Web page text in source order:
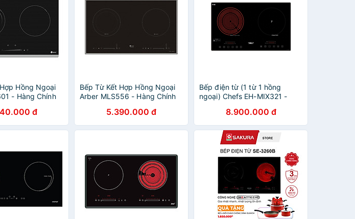
Hồng Ngoại
- Hàng Chính
đ
Bếp Từ Kết Hợp Hồng Ngoại
Arber MLS556 - Hàng Chính
5.390.000 đ
Bếp điện từ (1 từ 1 hồng
ngoại) Chefs EH-MIX321 -
8.900.000 đ